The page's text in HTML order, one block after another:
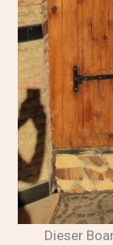
Dieser